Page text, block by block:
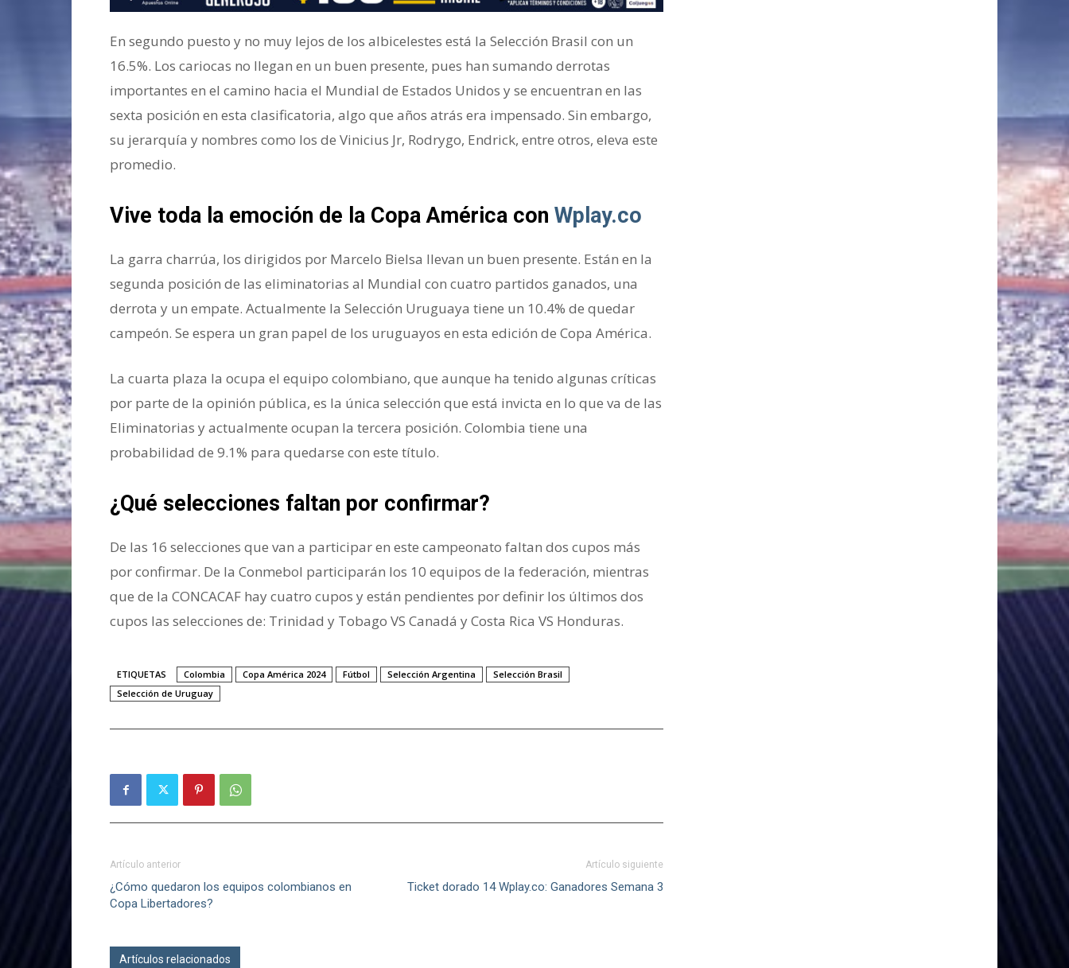
En segundo puesto y no muy lejos de los albicelestes está la Selección Brasil con un
16.5%. Los cariocas no llegan en un buen presente, pues han sumando derrotas
importantes en el camino hacia el Mundial de Estados Unidos y se encuentran en las
sexta posición en esta clasificatoria, algo que años atrás era impensado. Sin embargo,
su jerarquía y nombres como los de Vinicius Jr, Rodrygo, Endrick, entre otros, eleva este
promedio.
Vive toda la emoción de la Copa América con Wplay.co
La garra charrúa, los dirigidos por Marcelo Bielsa llevan un buen presente. Están en la
segunda posición de las eliminatorias al Mundial con cuatro partidos ganados, una
derrota y un empate. Actualmente la Selección Uruguaya tiene un 10.4% de quedar
campeón. Se espera un gran papel de los uruguayos en esta edición de Copa América.
La cuarta plaza la ocupa el equipo colombiano, que aunque ha tenido algunas críticas
por parte de la opinión pública, es la única selección que está invicta en lo que va de las
Eliminatorias y actualmente ocupan la tercera posición. Colombia tiene una
probabilidad de 9.1% para quedarse con este título.
¿Qué selecciones faltan por confirmar?
De las 16 selecciones que van a participar en este campeonato faltan dos cupos más
por confirmar. De la Conmebol participarán los 10 equipos de la federación, mientras
que de la CONCACAF hay cuatro cupos y están pendientes por definir los últimos dos
cupos las selecciones de: Trinidad y Tobago VS Canadá y Costa Rica VS Honduras.
ETIQUETAS Colombia Copa América 2024 Fútbol Selección Argentina
Selección Brasil
Selección de Uruguay
Artículo anterior
¿Cómo quedaron los equipos colombianos en
Copa Libertadores?
Artículo siguiente
Ticket dorado 14 Wplay.co: Ganadores Semana 3
Artículos relacionados